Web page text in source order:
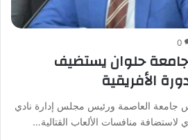
0
حلوان يستضيف
الأفريقية
جامعة العاصمة ورئيس مجلس إدارة نادي
لاستضافة منافسات الألعاب القتالية…